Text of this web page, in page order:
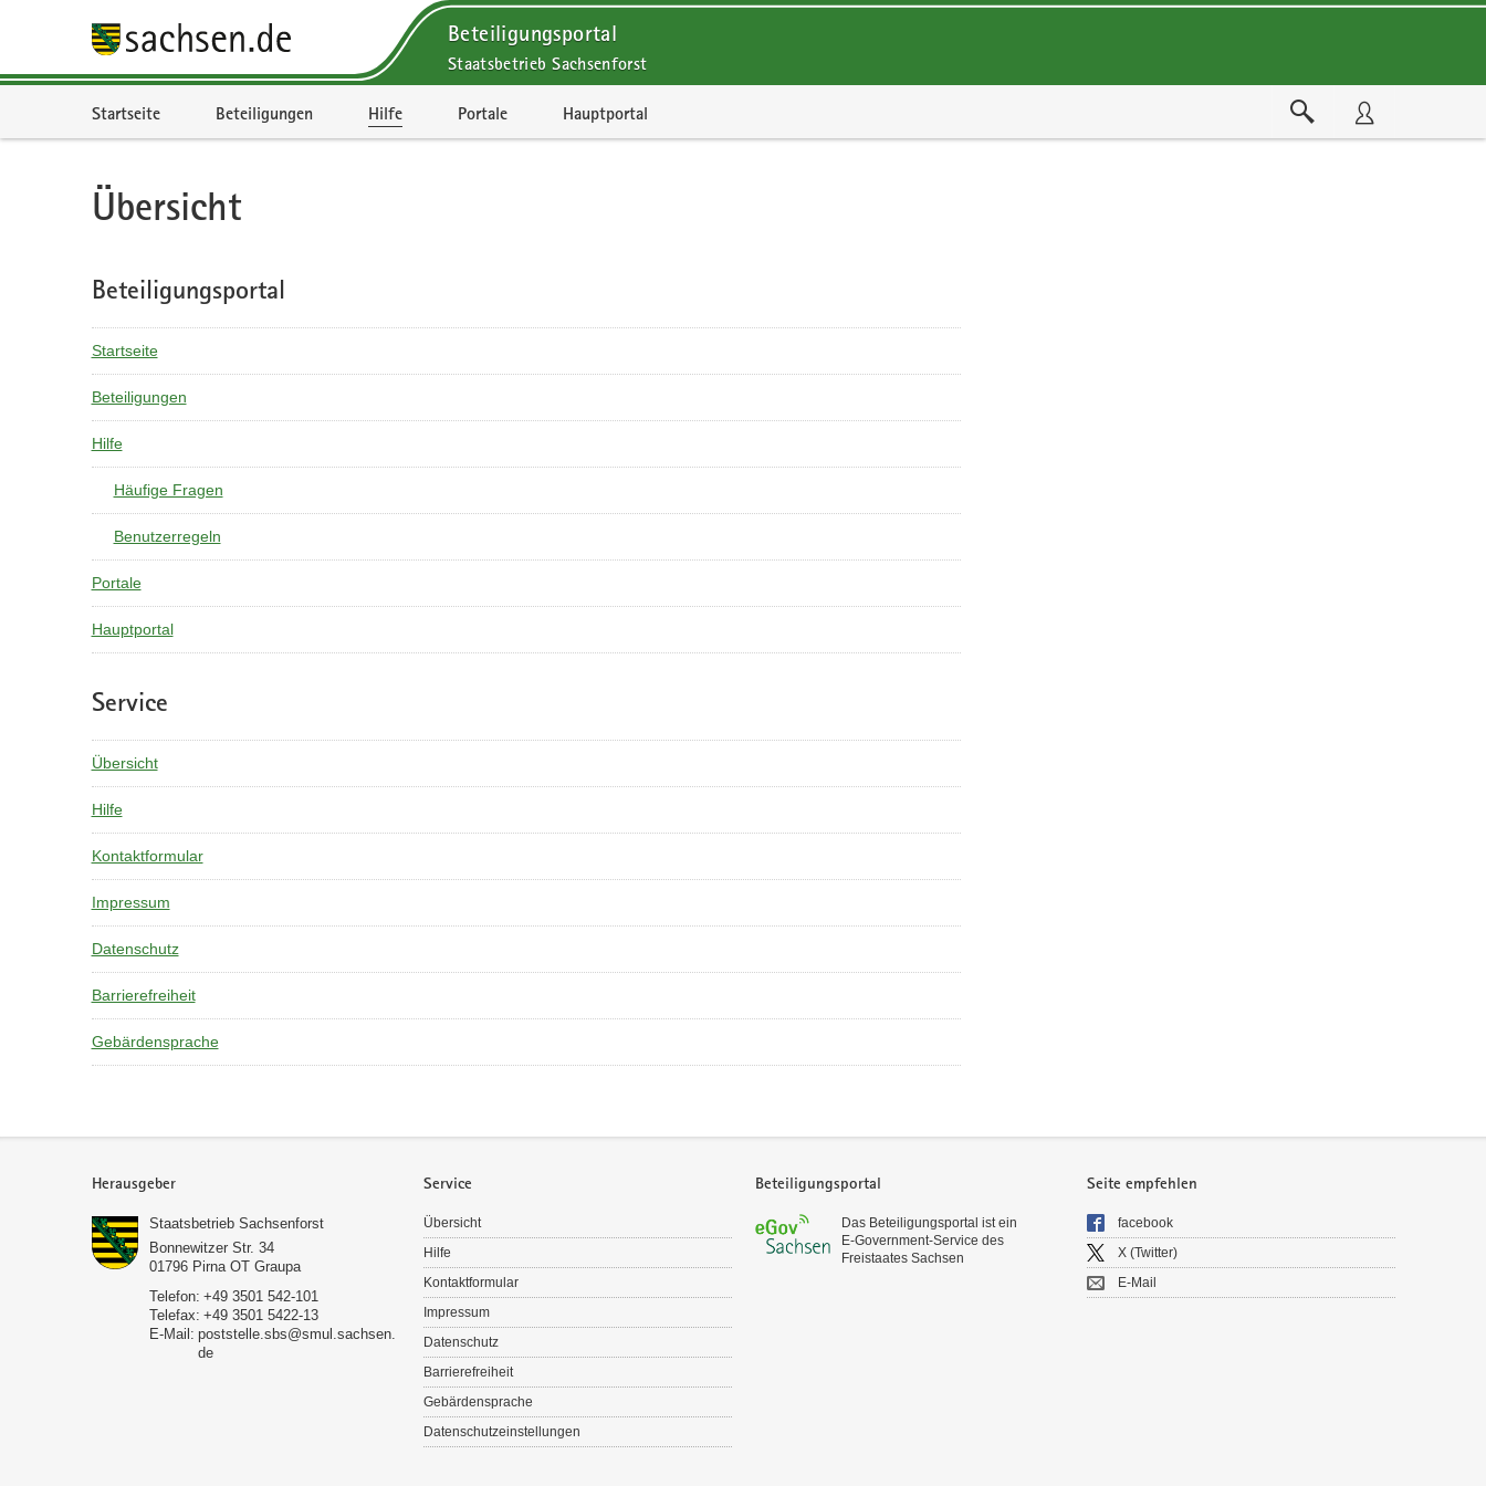
Beteiligungsportal
Staatsbetrieb Sachsenforst
Startseite Beteiligungen Hilfe Portale Hauptportal
Übersicht
Beteiligungsportal
Startseite
Beteiligungen
Hilfe
Häufige Fragen
Benutzerregeln
Portale
Hauptportal
Service
Übersicht
Hilfe
Kontaktformular
Impressum
Datenschutz
Barrierefreiheit
Gebärdensprache
Herausgeber
Staatsbetrieb Sachsenforst
Bonnewitzer Str. 34
01796 Pirna OT Graupa
Telefon: +49 3501 542-101
Telefax: +49 3501 5422-13
E-Mail: poststelle.sbs@smul.sachsen.
de
Service
Übersicht
Hilfe
Kontaktformular
Impressum
Datenschutz
Barrierefreiheit
Gebärdensprache
Datenschutzeinstellungen
Beteiligungsportal
Das Beteiligungsportal ist ein
E‑Government-Service des
Freistaates Sachsen
Seite empfehlen
facebook
X (Twitter)
E-Mail